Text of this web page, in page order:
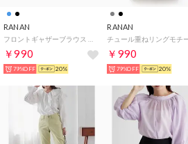
RANAN
￥990
79%OFF 20%
RANAN
￥990
79%OFF 20%